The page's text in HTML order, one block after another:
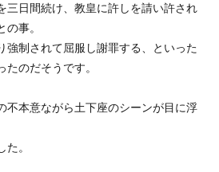
三日間続け、教皇に許しを請い許され
事。
強制されて屈服し謝罪する、といった
のだそうです。
不本意ながら土下座のシーンが目に浮
。